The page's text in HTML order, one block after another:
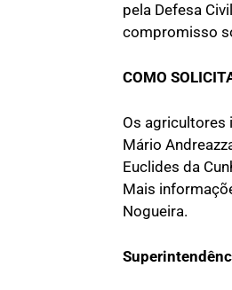
pela Defesa
compromisso
COMO
Os agricultores
Mário
Euclides da
Mais
Nogueira.